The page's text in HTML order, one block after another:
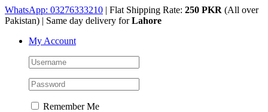
Skip
to
WhatsApp: 03276333210 | Flat Shipping Rate: 250 PKR (All over
Pakistan) | Same day delivery forLahore
My Account
Remember Me